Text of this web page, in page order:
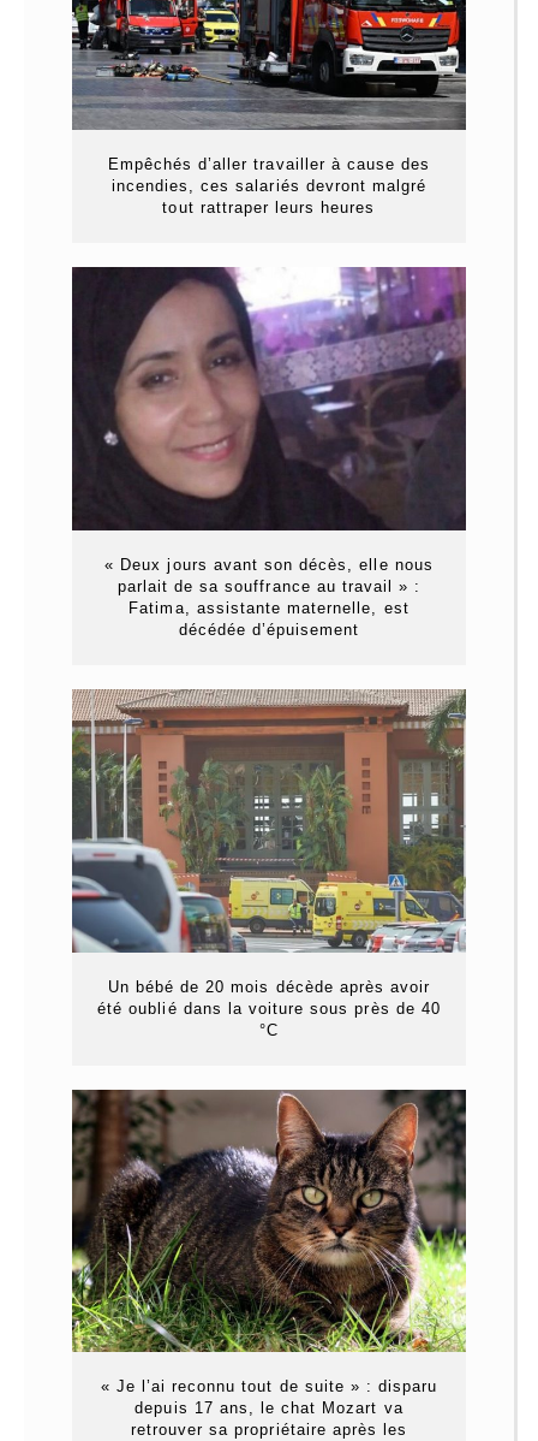
Empêchés d’aller travailler à cause des
incendies, ces salariés devront malgré
tout rattraper leurs heures
« Deux jours avant son décès, elle nous
parlait de sa souffrance au travail » :
Fatima, assistante maternelle, est
décédée d’épuisement
Un bébé de 20 mois décède après avoir
été oublié dans la voiture sous près de 40
°C
« Je l’ai reconnu tout de suite » : disparu
depuis 17 ans, le chat Mozart va
retrouver sa propriétaire après les